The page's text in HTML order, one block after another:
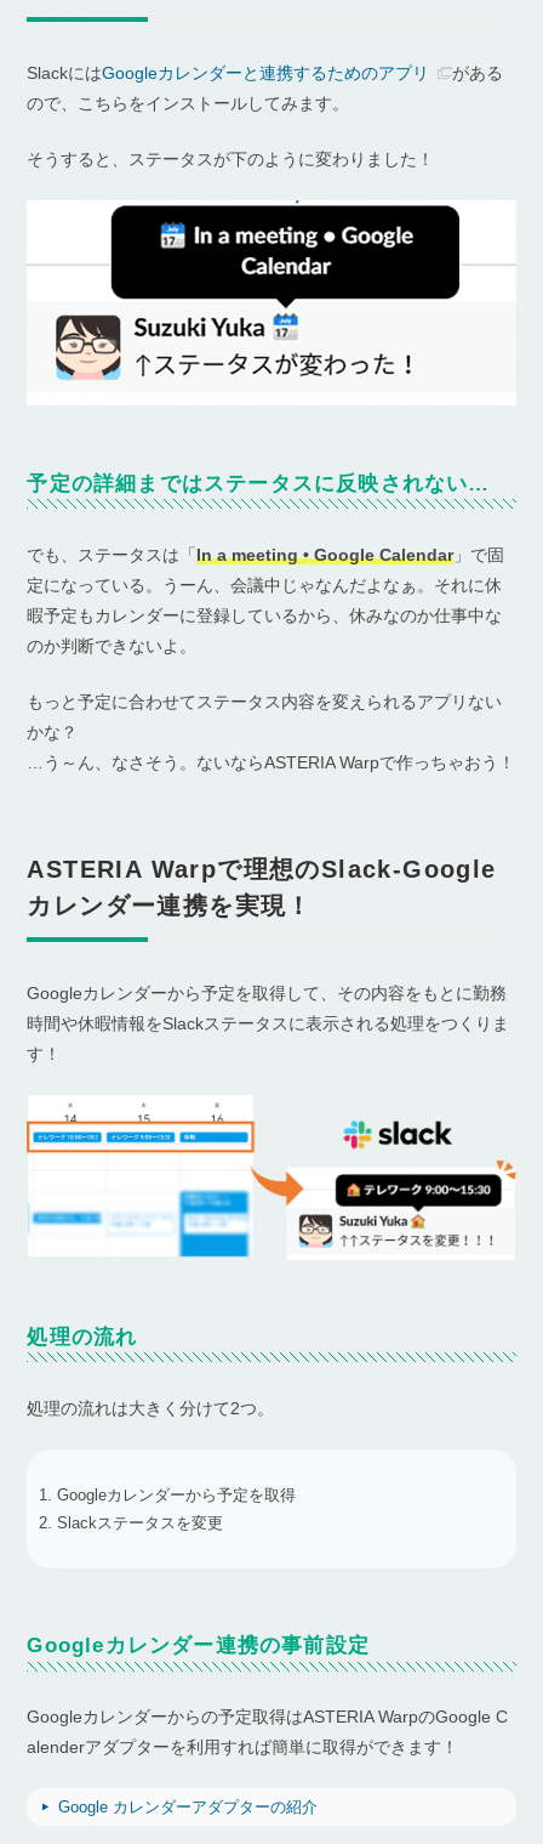
SlackにはGoogleカレンダーと連携するためのアプリ
がある
ので、こちらをインストールしてみます。
そうすると、ステータスが下のように変わりました！
予定の詳細まではステータスに反映されない…
でも、ステータスは「In a meeting • Google Calendar」で固
定になっている。うーん、会議中じゃなんだよなぁ。それに休
暇予定もカレンダーに登録しているから、休みなのか仕事中な
のか判断できないよ。
もっと予定に合わせてステータス内容を変えられるアプリない
かな？
…う～ん、なさそう。ないならASTERIA Warpで作っちゃおう！
ASTERIA Warpで理想のSlack-Google
カレンダー連携を実現！
Googleカレンダーから予定を取得して、その内容をもとに勤務
時間や休暇情報をSlackステータスに表示される処理をつくりま
す！
処理の流れ
処理の流れは大きく分けて2つ。
Googleカレンダーから予定を取得
Slackステータスを変更
Googleカレンダー連携の事前設定
Googleカレンダーからの予定取得はASTERIA WarpのGoogle C
alenderアダプターを利用すれば簡単に取得ができます！
Google カレンダーアダプターの紹介